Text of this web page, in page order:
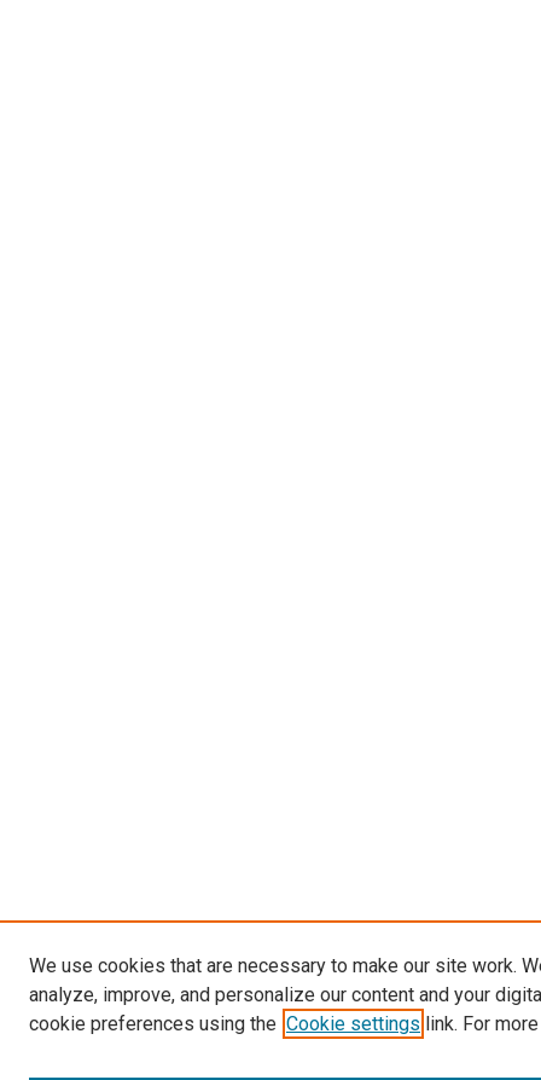
We use cookies that are necessary to make our site work.
analyze, improve, and personalize our content and your
cookie preferences using the Cookie settings link. For